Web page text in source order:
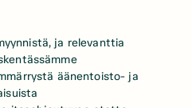
ja relevanttia
äänentoisto- ja